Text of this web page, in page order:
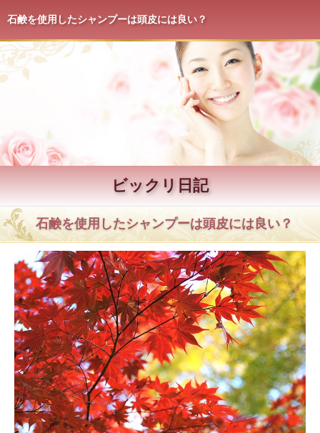
石鹸を使用したシャンプーは頭皮には良い？
ビックリ日記
石鹸を使用したシャンプーは頭皮には良い？